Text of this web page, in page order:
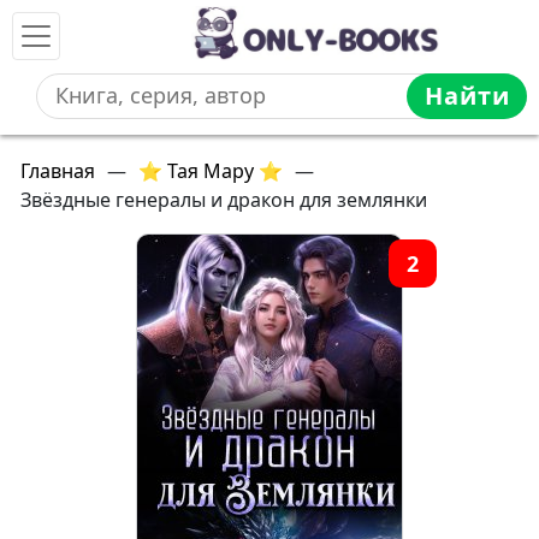
Найти
Главная — ⭐ Тая Мару ⭐ —
Звёздные генералы и дракон для землянки
2